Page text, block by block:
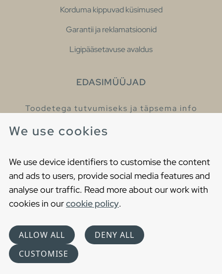
We use cookies
We use device identifiers to customise the content
and ads to users, provide social media features and
analyse our traffic. Read more about our work with
cookies in ourcookie policy.
ALLOW ALL
DENY ALL
CUSTOMISE
Korduma kippuvad küsimused
Garantii ja reklamatsioonid
Ligipääsetavuse avaldus
EDASIMÜÜJAD
Toodetega tutvumiseks ja täpsema info
Cookies
Privaatsuspoliitika
Choose language